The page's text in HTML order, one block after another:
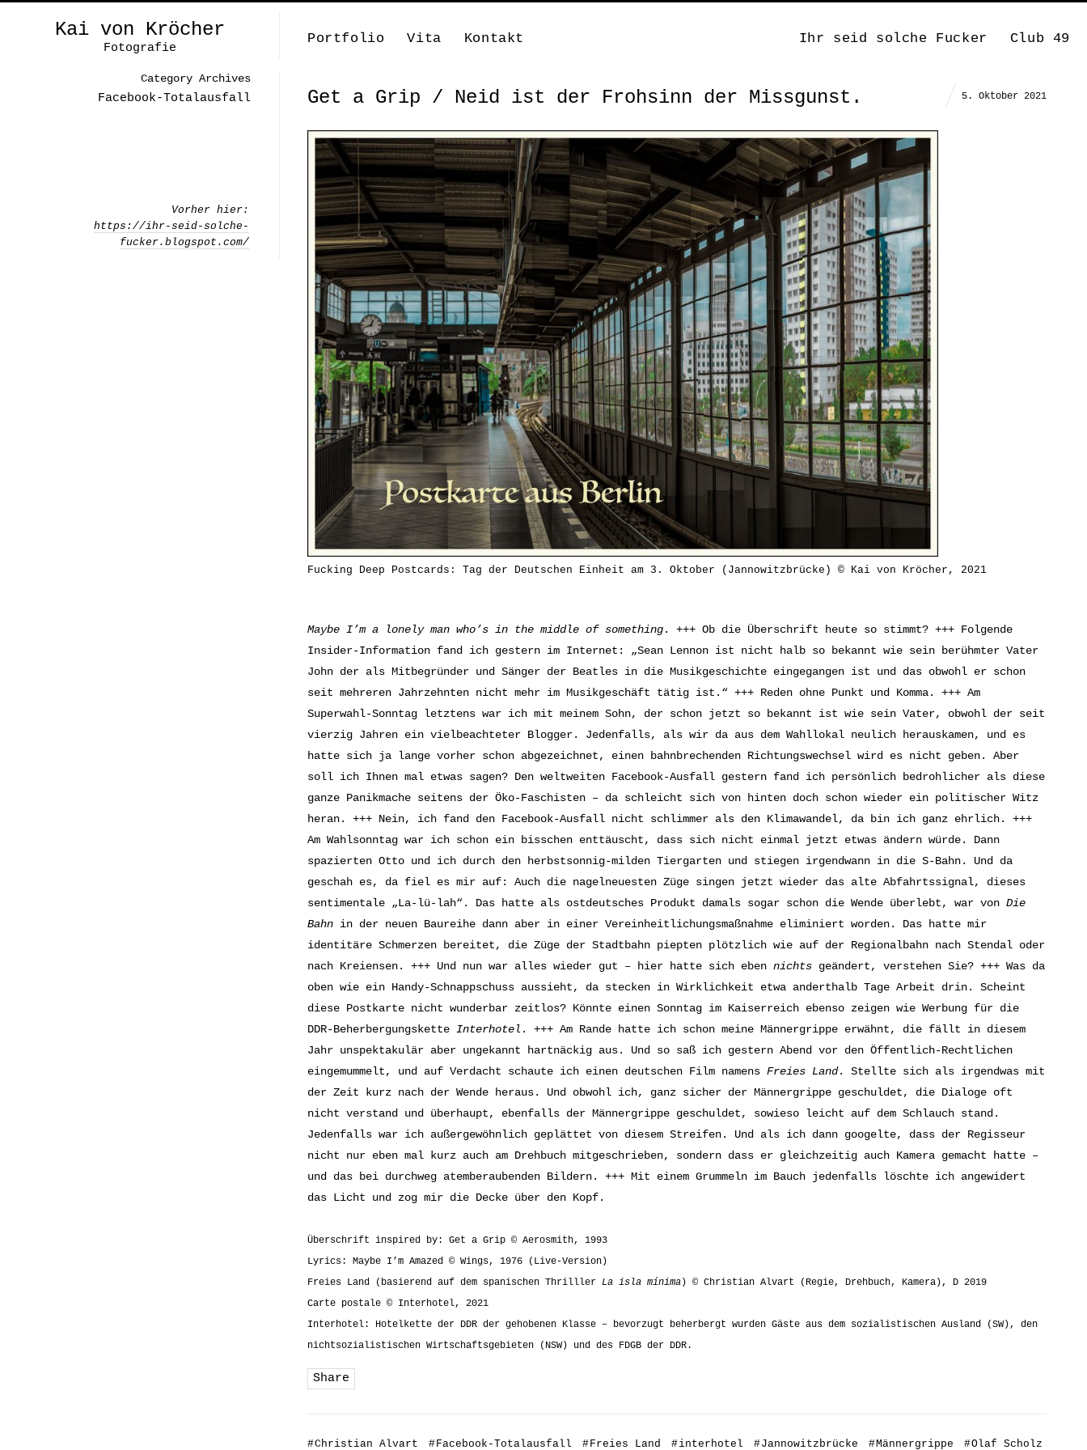
Kai von Kröcher
Fotografie
Portfolio Vita Kontakt Ihr seid solche Fucker Club 49
Get a Grip / Neid ist der Frohsinn der Missgunst. 5. Oktober 2021
Fucking Deep Postcards: Tag der Deutschen Einheit am 3. Oktober (Jannowitzbrücke) © Kai von Kröcher, 2021
Maybe I’m a lonely man who’s in the middle of something. +++ Ob die Überschrift heute so stimmt? +++ Folgende
Insider-Information fand ich gestern im Internet: „Sean Lennon ist nicht halb so bekannt wie sein berühmter Vater
John der als Mitbegründer und Sänger der Beatles in die Musikgeschichte eingegangen ist und das obwohl er schon
seit mehreren Jahrzehnten nicht mehr im Musikgeschäft tätig ist.“ +++ Reden ohne Punkt und Komma. +++ Am
Superwahl-Sonntag letztens war ich mit meinem Sohn, der schon jetzt so bekannt ist wie sein Vater, obwohl der seit
vierzig Jahren ein vielbeachteter Blogger. Jedenfalls, als wir da aus dem Wahllokal neulich herauskamen, und es
hatte sich ja lange vorher schon abgezeichnet, einen bahnbrechenden Richtungswechsel wird es nicht geben. Aber
soll ich Ihnen mal etwas sagen? Den weltweiten Facebook-Ausfall gestern fand ich persönlich bedrohlicher als diese
ganze Panikmache seitens der Öko-Faschisten – da schleicht sich von hinten doch schon wieder ein politischer Witz
heran. +++ Nein, ich fand den Facebook-Ausfall nicht schlimmer als den Klimawandel, da bin ich ganz ehrlich. +++
Am Wahlsonntag war ich schon ein bisschen enttäuscht, dass sich nicht einmal jetzt etwas ändern würde. Dann
spazierten Otto und ich durch den herbstsonnig-milden Tiergarten und stiegen irgendwann in die S-Bahn. Und da
geschah es, da fiel es mir auf: Auch die nagelneuesten Züge singen jetzt wieder das alte Abfahrtssignal, dieses
sentimentale „La-lü-lah“. Das hatte als ostdeutsches Produkt damals sogar schon die Wende überlebt, war von Die
Bahn in der neuen Baureihe dann aber in einer Vereinheitlichungsmaßnahme eliminiert worden. Das hatte mir
identitäre Schmerzen bereitet, die Züge der Stadtbahn piepten plötzlich wie auf der Regionalbahn nach Stendal oder
nach Kreiensen. +++ Und nun war alles wieder gut – hier hatte sich eben nichts geändert, verstehen Sie? +++ Was da
oben wie ein Handy-Schnappschuss aussieht, da stecken in Wirklichkeit etwa anderthalb Tage Arbeit drin. Scheint
diese Postkarte nicht wunderbar zeitlos? Könnte einen Sonntag im Kaiserreich ebenso zeigen wie Werbung für die
DDR-Beherbergungskette Interhotel . +++ Am Rande hatte ich schon meine Männergrippe erwähnt, die fällt in diesem
Jahr unspektakulär aber ungekannt hartnäckig aus. Und so saß ich gestern Abend vor den Öffentlich-Rechtlichen
eingemummelt, und auf Verdacht schaute ich einen deutschen Film namens Freies Land. Stellte sich als irgendwas mit
der Zeit kurz nach der Wende heraus. Und obwohl ich, ganz sicher der Männergrippe geschuldet, die Dialoge oft
nicht verstand und überhaupt, ebenfalls der Männergrippe geschuldet, sowieso leicht auf dem Schlauch stand.
Jedenfalls war ich außergewöhnlich geplättet von diesem Streifen. Und als ich dann googelte, dass der Regisseur
nicht nur eben mal kurz auch am Drehbuch mitgeschrieben, sondern dass er gleichzeitig auch Kamera gemacht hatte –
und das bei durchweg atemberaubenden Bildern. +++ Mit einem Grummeln im Bauch jedenfalls löschte ich angewidert
das Licht und zog mir die Decke über den Kopf.
Überschrift inspired by: Get a Grip © Aerosmith, 1993
Lyrics: Maybe I’m Amazed © Wings, 1976 (Live-Version)
Freies Land (basierend auf dem spanischen Thrilller La isla mínima) © Christian Alvart (Regie, Drehbuch, Kamera), D 2019
Carte postale © Interhotel, 2021
Interhotel: Hotelkette der DDR der gehobenen Klasse – bevorzugt beherbergt wurden Gäste aus dem sozialistischen Ausland (SW), den
nichtsozialistischen Wirtschaftsgebieten (NSW) und des FDGB der DDR.
Share
#Christian Alvart # Facebook-Totalausfall # Freies Land #interhotel #Jannowitzbrücke #Männergrippe #Olaf Scholz
Category Archives
Facebook-Totalausfall
Vorher hier:
https://ihr-seid-solche-
fucker.blogspot.com/